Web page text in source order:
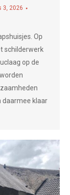
3, 2026
Op
schilderwerk
op de
daarmee klaar